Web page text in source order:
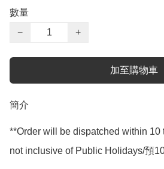
數量
−
+
加至購物車
簡介
**Order will be dispatched within 10
not inclusive of Public Holidays/預